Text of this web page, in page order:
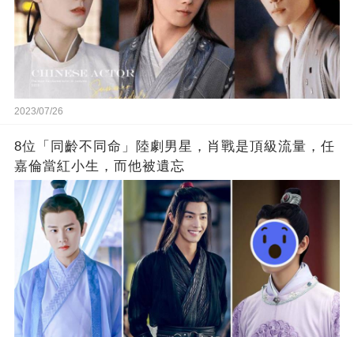
2023/07/26
8位「同齡不同命」陸劇男星，肖戰是頂級流量，任
嘉倫當紅小生，而他被遺忘